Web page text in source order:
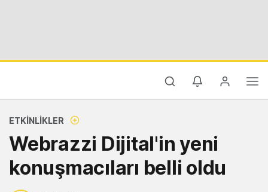
ETKINLIKLER
Webrazzi Dijital'in yeni
konuşmacıları belli oldu